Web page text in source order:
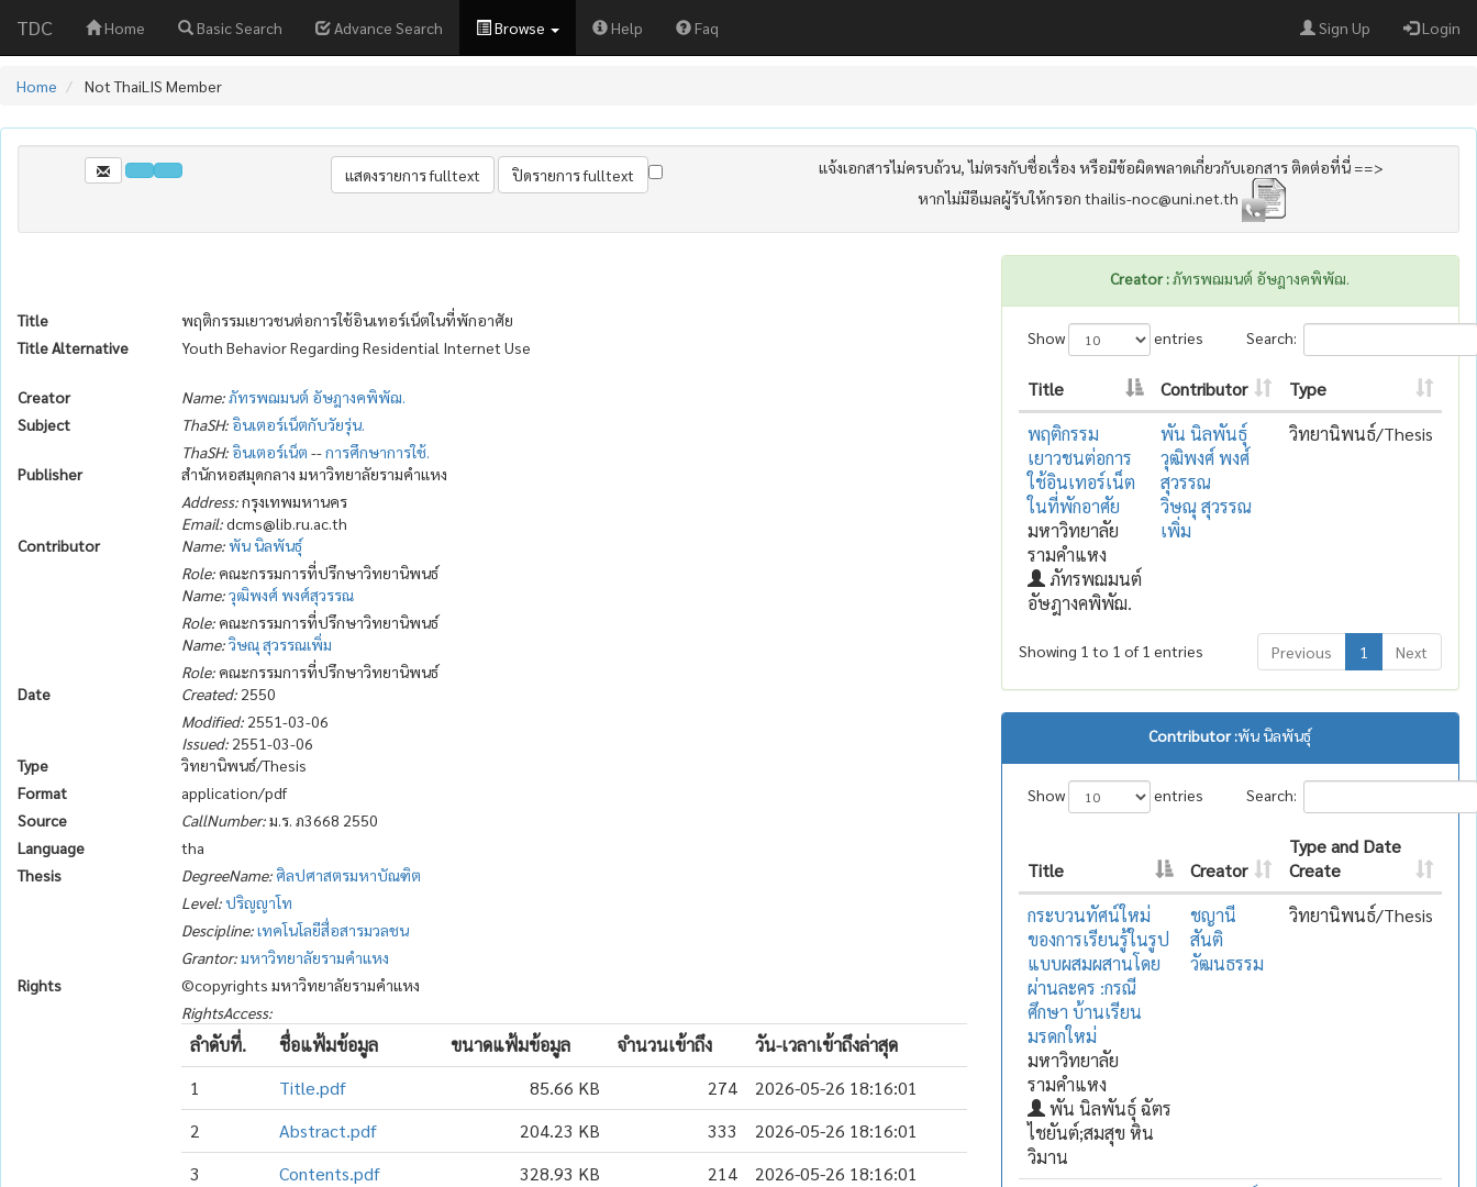
TDC Home Basic Search Advance Search Browse Help Faq Sign Up Login
Home Not ThaiLIS Member
แจ้งเอกสารไม่ครบถ้วน, ไม่ตรงกับชื่อเรื่อง หรือมีข้อผิดพลาดเกี่ยวกับเอกสาร ติดต่อที่นี่ ==>
หากไม่มีอีเมลผู้รับให้กรอก thailis-noc@uni.net.th
Title
พฤติกรรมเยาวชนต่อการใช้อินเทอร์เน็ตในที่พักอาศัย
Title Alternative
Youth Behavior Regarding Residential Internet Use
Creator Name:ภัทรพฌมนต์ อัษฎางคพิพัฌ.
Subject
ThaSH: อินเตอร์เน็ตกับวัยรุ่น.
ThaSH: อินเตอร์เน็ต --การศึกษาการใช้.
Publisher
สำนักหอสมุดกลาง มหาวิทยาลัยรามคำแหง
Address:กรุงเทพมหานคร
Email:dcms@lib.ru.ac.th
Contributor
Name:พัน นิลพันธุ์
Role: คณะกรรมการที่ปรึกษาวิทยานิพนธ์
Name:วุฒิพงศ์ พงศ์สุวรรณ
Role: คณะกรรมการที่ปรึกษาวิทยานิพนธ์
Name:วิษณุ สุวรรณเพิ่ม
Role: คณะกรรมการที่ปรึกษาวิทยานิพนธ์
Date
Created: 2550
Modified: 2551-03-06
Issued: 2551-03-06
Type
วิทยานิพนธ์/Thesis
Format
application/pdf
Source
CallNumber:ม.ร. ภ3668 2550
Language
tha
Thesis
DegreeName: ศิลปศาสตรมหาบัณฑิต
Level:ปริญญาโท
Descipline:เทคโนโลยีสื่อสารมวลชน
Grantor:มหาวิทยาลัยรามคำแหง
Rights
©copyrights มหาวิทยาลัยรามคำแหง
RightsAccess:
ลำดับที่. ชื่อแฟ้มข้อมูล ขนาดแฟ้มข้อมูล จำนวนเข้าถึง
วัน-เวลาเข้าถึงล่าสุด
1
Title.pdf 85.66 KB 274
2026-05-26 18:16:01
2
Abstract.pdf 204.23 KB 333
2026-05-26 18:16:01
3
Contents.pdf 328.93 KB 214
2026-05-26 18:16:01
Creator :ภัทรพฌมนต์ อัษฎางคพิพัฌ.
Show entries Search:
Title Contributor
Type
พฤติกรรม
เยาวชนต่อการ
ใช้อินเทอร์เน็ต
ในที่พักอาศัย
มหาวิทยาลัย
รามคำแหง
ภัทรพฌมนต์
อัษฎางคพิพัฌ.
พัน นิลพันธุ์
วุฒิพงศ์ พงศ์
สุวรรณ
วิษณุ สุวรรณ
เพิ่ม
วิทยานิพนธ์/Thesis
Showing 1 to 1 of 1 entries Previous 1 Next
Contributor :พัน นิลพันธุ์
Show entries Search:
Title Creator
Type and Date
Create
กระบวนทัศน์ใหม่
ของการเรียนรู้ในรูป
แบบผสมผสานโดย
ผ่านละคร :กรณี
ศึกษา บ้านเรียน
มรดกใหม่
มหาวิทยาลัย
รามคำแหง
พัน นิลพันธุ์ ฉัตร
ไชยันต์;สมสุข หิน
วิมาน
ชญานี
สันติ
วัฒนธรรม
วิทยานิพนธ์/Thesis